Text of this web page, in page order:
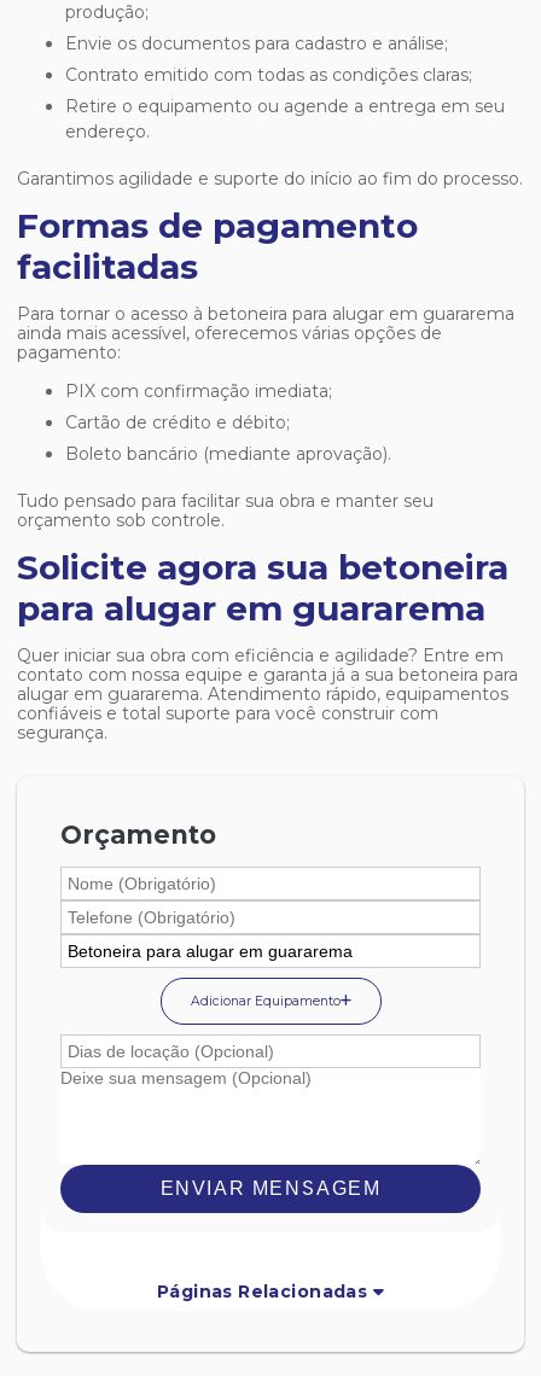
produção;
Envie os documentos para cadastro e análise;
Contrato emitido com todas as condições claras;
Retire o equipamento ou agende a entrega em seu
endereço.
Garantimos agilidade e suporte do início ao fim do processo.
Formas de pagamento
facilitadas
Para tornar o acesso à betoneira para alugar em guararema
ainda mais acessível, oferecemos várias opções de
pagamento:
PIX com confirmação imediata;
Cartão de crédito e débito;
Boleto bancário (mediante aprovação).
Tudo pensado para facilitar sua obra e manter seu
orçamento sob controle.
Solicite agora sua betoneira
para alugar em guararema
Quer iniciar sua obra com eficiência e agilidade? Entre em
contato com nossa equipe e garanta já a sua betoneira para
alugar em guararema. Atendimento rápido, equipamentos
confiáveis e total suporte para você construir com
segurança.
Orçamento
Adicionar Equipamento
ENVIAR MENSAGEM
Páginas Relacionadas